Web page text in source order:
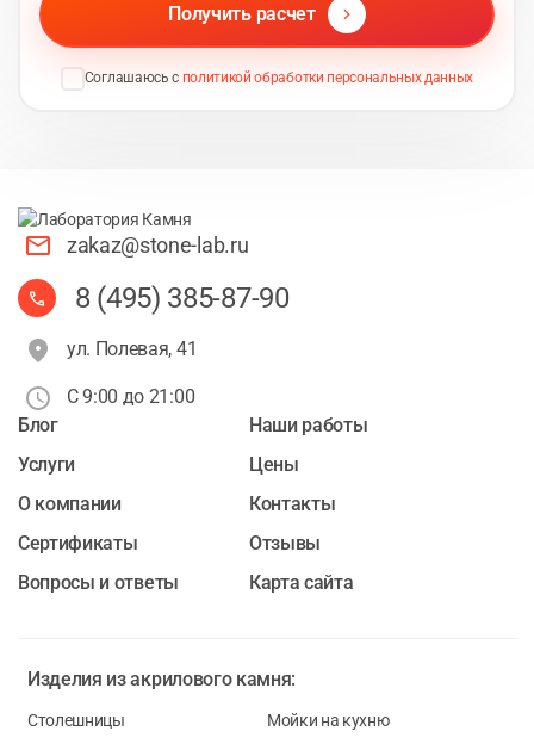
Получить расчет
Соглашаюсь с политикой обработки персональных данных
zakaz@stone-lab.ru
8 (495) 385-87-90
ул. Полевая, 41
С 9:00 до 21:00
Блог
Наши работы
Услуги
Цены
О компании
Контакты
Cертификаты
Отзывы
Вопросы и ответы
Карта сайта
Изделия изакрилового камня:
Столешницы
Мойки на кухню